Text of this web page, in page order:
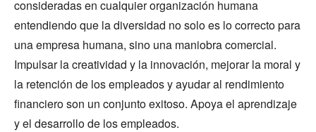
consideradas en cualquier organización humana
entendiendo que la diversidad no solo es lo correcto para
una empresa humana, sino una maniobra comercial.
Impulsar la creatividad y la innovación, mejorar la moral y
la retención de los empleados y ayudar al rendimiento
financiero son un conjunto exitoso. Apoya el aprendizaje
y el desarrollo de los empleados.